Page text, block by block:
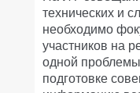
технических и
необходимо
участников на
одной
подготовке